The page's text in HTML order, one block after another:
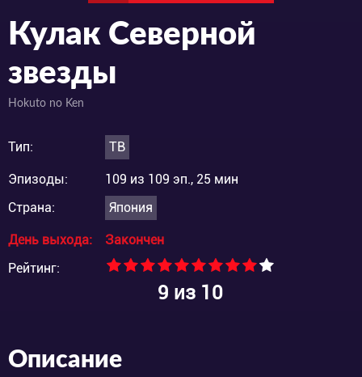
Кулак Северной
звезды
Hokuto no Ken
Тип: ТВ
Эпизоды:
109 из 109 эп., 25 мин
Страна:
Япония
День выхода:
Закончен
Рейтинг:
9 из 10
Описание